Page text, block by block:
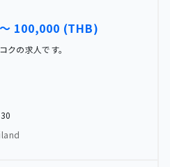
100,000 (THB)
クの求人です。